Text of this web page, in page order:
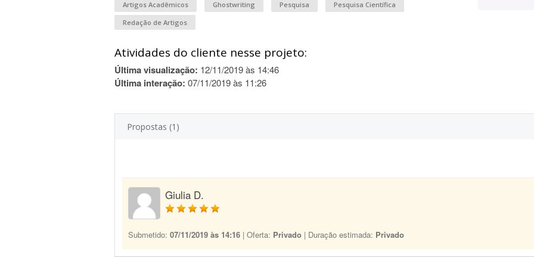
Artigos Acadêmicos Ghostwriting Pesquisa
Pesquisa Científica
Redação de Artigos
Atividades do cliente nesse projeto:
Última visualização: 12/11/2019 às 14:46
Última interação: 07/11/2019 às 11:26
Propostas (1)
Giulia D.
Submetido: 07/11/2019 às 14:16 | Oferta: Privado | Duração estimada: Privado